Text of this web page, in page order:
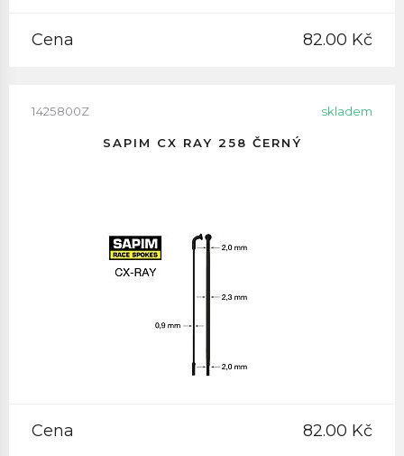
Cena 82.00 Kč
1425800Z skladem
SAPIM CX RAY 258 ČERNÝ
Cena 82.00 Kč